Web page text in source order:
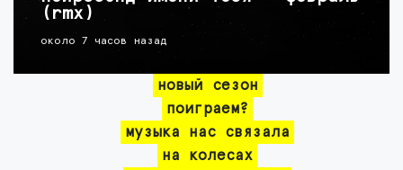
(rmx)
около 7 часов назад
новый сезон
поиграем?
музыка нас связала
на колесах